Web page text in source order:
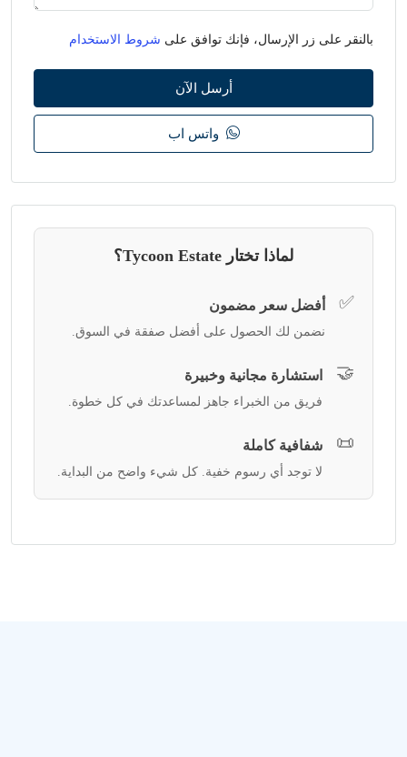
بالنقر على زر الإرسال، فإنك توافق على شروط الاستخدام
أرسل الآن
واتس اب
لماذا تختار Tycoon Estate؟
✅ أفضل سعر مضمون
نضمن لك الحصول على أفضل صفقة في السوق.
🤝 استشارة مجانية وخبيرة
فريق من الخبراء جاهز لمساعدتك في كل خطوة.
📜 شفافية كاملة
لا توجد أي رسوم خفية. كل شيء واضح من البداية.